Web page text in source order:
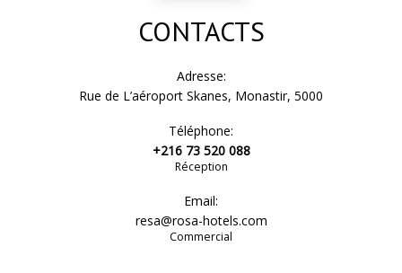
CONTACTS
Adresse:
Rue de L’aéroport Skanes, Monastir, 5000
Téléphone:
+216 73 520 088
Réception
Email:
resa@rosa-hotels.com
Commercial